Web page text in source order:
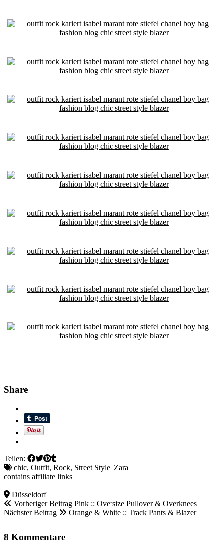
Share
Teilen:
chic, Outfit, Rock, Street Style, Zara
contains affiliate links
Düsseldorf
Vorheriger Beitrag Pink :: Oversize Pullover & Overknees
Nächster Beitrag
Orange & White :: Track Pants & Blazer
8 Kommentare